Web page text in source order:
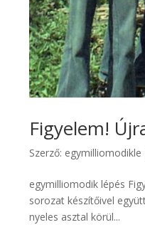
Figyelem!
Szerző: egymilliomodikle
egymilliomodik lépés
sorozat készítőivel
nyeles asztal körül...